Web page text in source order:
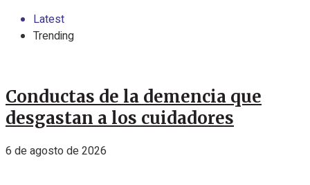
Latest
Trending
Conductas de la demencia que
desgastan a los cuidadores
6 de agosto de 2026